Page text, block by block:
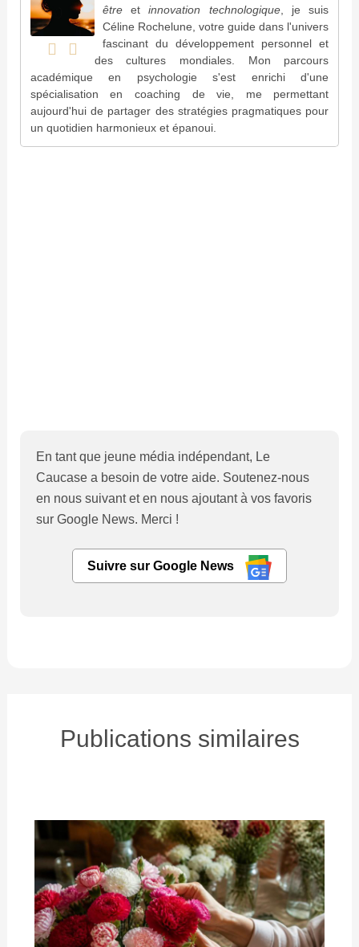
êtreetinnovation technologique, je suis
Céline Rochelune, votre guide dans l'univers
fascinant du développement personnel et
des cultures mondiales. Mon parcours
académique en psychologie s'est enrichi d'une
spécialisation en coaching de vie, me permettant
aujourd'hui de partager des stratégies pragmatiques pour
un quotidien harmonieux et épanoui.
En tant que jeune média indépendant, Le
Caucase a besoin de votre aide. Soutenez-nous
en nous suivant et en nous ajoutant à vos favoris
sur Google News. Merci !
Suivre sur Google News
Publications similaires